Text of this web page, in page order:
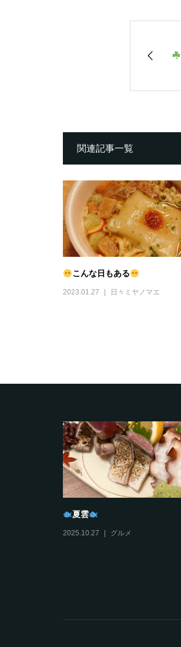
関連記事一覧
こんな日もある
2023.01.27 日々ミヤノマエ
夏雲
2025.10.27 グルメ